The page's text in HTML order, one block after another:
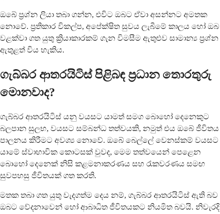
ඔබේ ප්‍රශ්න ලියා තබා ගන්න, එවිට ඔබට ඒවා අසන්නට අමතක
නොවේ. ප්‍රතිකාර විකල්ප, අපේක්ෂිත සුවය ලැබීමේ කාලය හෝ ඔබ
වළක්වා ගත යුතු ක්‍රියාකාරකම් ගැන විමසීම ඇතුළුව සාමාන්‍ය ප්‍රශ්න
ඇතුළත් විය හැකිය.
ගැබ්බර ආතරයිටිස් පිළිබඳ ප්‍රධාන තොරතුරු
මොනවාද?
ගැබ්බර ආතරයිටිස් යනු වයසට යාමත් සමග බොහෝ දෙනෙකුට
බලපාන සුලභ, වයසට සම්බන්ධ තත්වයකි, නමුත් එය ඔබේ ජීවිතය
පාලනය කිරීමට අවශ්‍ය නොවේ. ඔබේ බෙල්ලේ වෙනස්කම් වයසට
යාමේ ස්වාභාවික කොටසක් වුවද, මෙම තත්වයෙන් පෙළෙන
බොහෝ දෙනෙක් නිසි කළමනාකරණය සහ රැකවරණය සමඟ
සුවපහසු ජීවිතයක් ගත කරති.
මතක තබා ගත යුතු වැදගත්ම දෙය නම්, ගැබ්බර ආතරයිටිස් ඇති බව
ඔබට වේදනාවෙන් හෝ ආබාධිත ජීවිතයකට නියමිත බවයි. නිවැරදි